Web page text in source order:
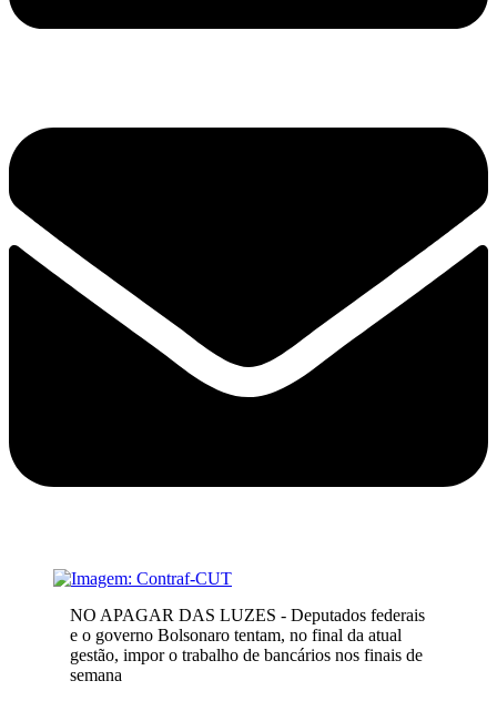
NO APAGAR DAS LUZES - Deputados federais
e o governo Bolsonaro tentam, no final da atual
gestão, impor o trabalho de bancários nos finais de
semana